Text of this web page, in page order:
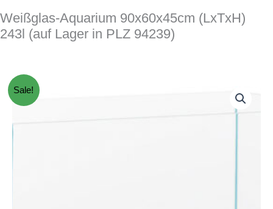
Weißglas-Aquarium 90x60x45cm (LxTxH)
243l (auf Lager in PLZ 94239)
Sale!